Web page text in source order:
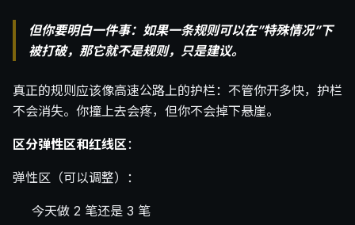
但你要明白一件事：如果一条规则可以在”特殊情况”下
被打破，那它就不是规则，只是建议。
真正的规则应该像高速公路上的护栏：不管你开多快，护栏
不会消失。你撞上去会疼，但你不会掉下悬崖。
区分弹性区和红线区：
弹性区（可以调整）：
今天做 2 笔还是 3 笔